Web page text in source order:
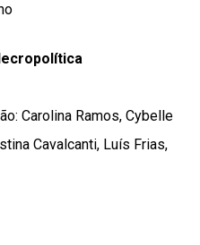
Carolina Ramos, Cybelle
Cavalcanti, Luís Frias,